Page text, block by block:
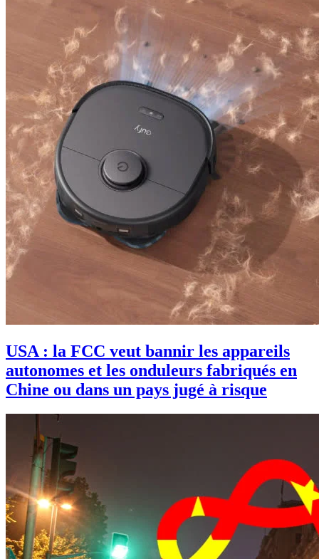
USA : la FCC veut bannir les appareils
autonomes et les onduleurs fabriqués en
Chine ou dans un pays jugé à risque